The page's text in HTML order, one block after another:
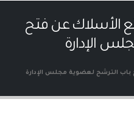
الأسلاك عن فتح
الإدارة
الترشح لعضوية مجلس الإدارة